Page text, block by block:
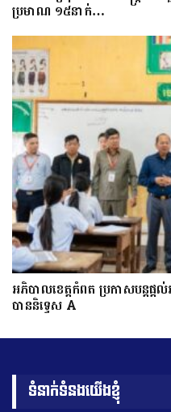
ប្រមាណ ១៥នាក់…
អភិបាលខេត្តកំពត ប្រកាសបន្តផ្
បាននិទ្ទេស A
ទំនាក់ទំនងយើងខ្ញុំ